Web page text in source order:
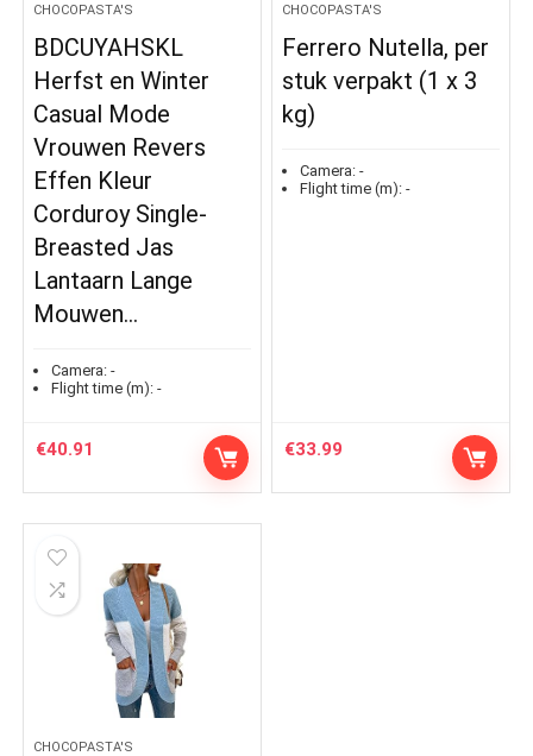
CHOCOPASTA'S
BDCUYAHSKL
Herfst en Winter
Casual Mode
Vrouwen Revers
Effen Kleur
Corduroy Single-
Breasted Jas
Lantaarn Lange
Mouwen…
Camera: -
Flight time (m): -
€40.91
CHOCOPASTA'S
Ferrero Nutella, per
stuk verpakt (1 x 3
kg)
Camera: -
Flight time (m): -
€33.99
CHOCOPASTA'S